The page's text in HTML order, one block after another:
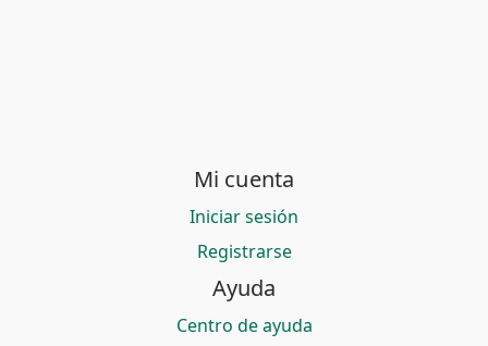
Mi cuenta
Iniciar sesión
Registrarse
Ayuda
Centro de ayuda